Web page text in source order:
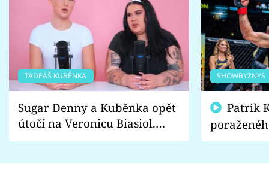
TADEÁŠ KUBĚNKA
Sugar Denny a Kuběnka opět
útočí na Veronicu Biasiol.
Proč je podle nich falešná a
SHOWBYZNYS
fanoušci